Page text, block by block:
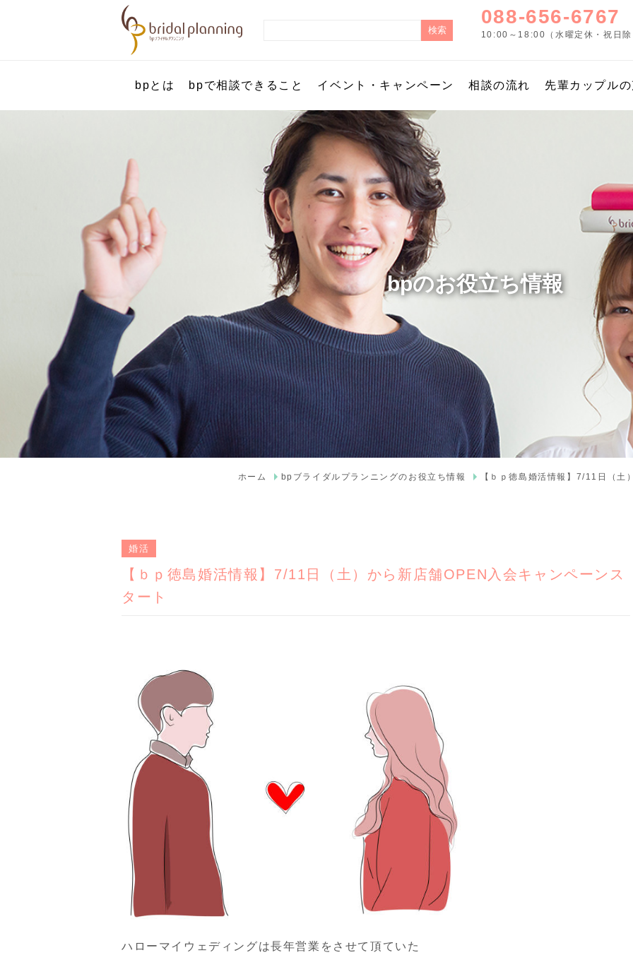
088-656-6767
10:00～18:00（水曜定休・祝日
bpとは bpで相談できること イベント・キャンペーン 相談の流れ 先輩カップル
bpのお役立ち情報
ホーム bpブライダルプランニングのお役立ち情報 【ｂｐ徳島婚活情報】7/11日（
婚活
【ｂｐ徳島婚活情報】7/11日（土）から新店舗OPEN入会キャンペーンス
タート
ハローマイウェディングは長年営業をさせて頂ていた